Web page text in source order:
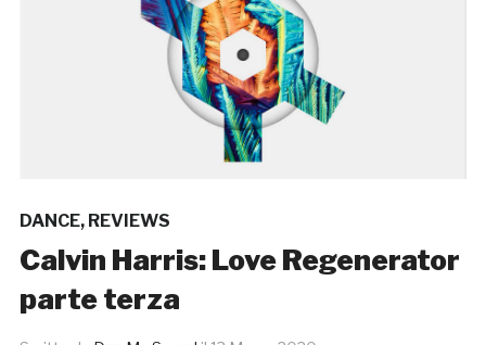
DANCE, REVIEWS
Calvin Harris: Love Regenerator
parte terza